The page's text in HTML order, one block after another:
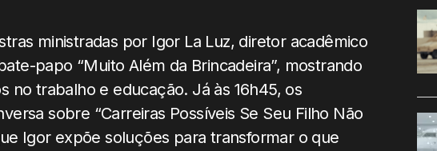
ministradas por Igor La Luz, diretor acadêmico
papo “Muito Além da Brincadeira”, mostrando
no trabalho e educação. Já às 16h45, os
sobre “Carreiras Possíveis Se Seu Filho Não
Igor expõe soluções para transformar o que